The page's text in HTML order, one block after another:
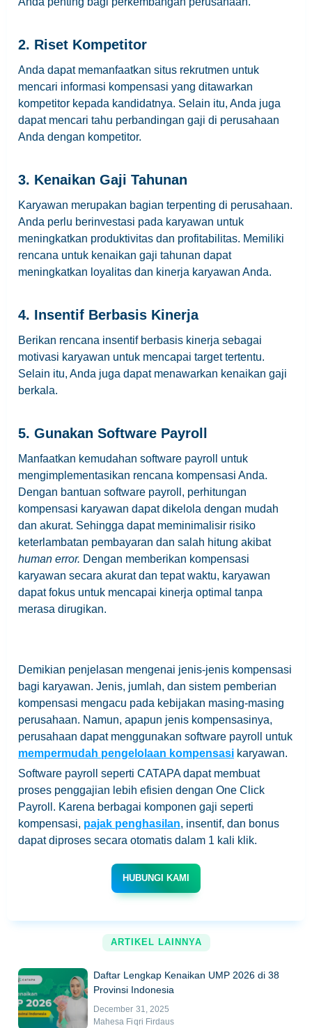
2. Riset Kompetitor
Anda dapat memanfaatkan situs rekrutmen untuk
mencari informasi kompensasi yang ditawarkan
kompetitor kepada kandidatnya. Selain itu, Anda juga
dapat mencari tahu perbandingan gaji di perusahaan
Anda dengan kompetitor.
3. Kenaikan Gaji Tahunan
Karyawan merupakan bagian terpenting di perusahaan.
Anda perlu berinvestasi pada karyawan untuk
meningkatkan produktivitas dan profitabilitas. Memiliki
rencana untuk kenaikan gaji tahunan dapat
meningkatkan loyalitas dan kinerja karyawan Anda.
4. Insentif Berbasis Kinerja
Berikan rencana insentif berbasis kinerja sebagai
motivasi karyawan untuk mencapai target tertentu.
Selain itu, Anda juga dapat menawarkan kenaikan gaji
berkala.
5. Gunakan Software Payroll
Manfaatkan kemudahan software payroll untuk
mengimplementasikan rencana kompensasi Anda.
Dengan bantuan software payroll, perhitungan
kompensasi karyawan dapat dikelola dengan mudah
dan akurat. Sehingga dapat meminimalisir risiko
keterlambatan pembayaran dan salah hitung akibat
human error. Dengan memberikan kompensasi
karyawan secara akurat dan tepat waktu, karyawan
dapat fokus untuk mencapai kinerja optimal tanpa
merasa dirugikan.
Demikian penjelasan mengenai jenis-jenis kompensasi
bagi karyawan. Jenis, jumlah, dan sistem pemberian
kompensasi mengacu pada kebijakan masing-masing
perusahaan. Namun, apapun jenis kompensasinya,
perusahaan dapat menggunakan software payroll untuk
mempermudah pengelolaan kompensasi karyawan.
Software payroll seperti CATAPA dapat membuat
proses penggajian lebih efisien dengan One Click
Payroll. Karena berbagai komponen gaji seperti
kompensasi, pajak penghasilan, insentif, dan bonus
dapat diproses secara otomatis dalam 1 kali klik.
HUBUNGI KAMI
ARTIKEL LAINNYA
Daftar Lengkap Kenaikan UMP 2026 di 38
Provinsi Indonesia
December 31, 2025
Mahesa Fiqri Firdaus